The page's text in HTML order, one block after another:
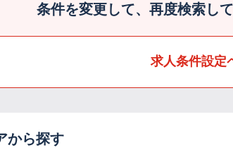
条件を変更して、再度検索し
求人条件設定
から探す